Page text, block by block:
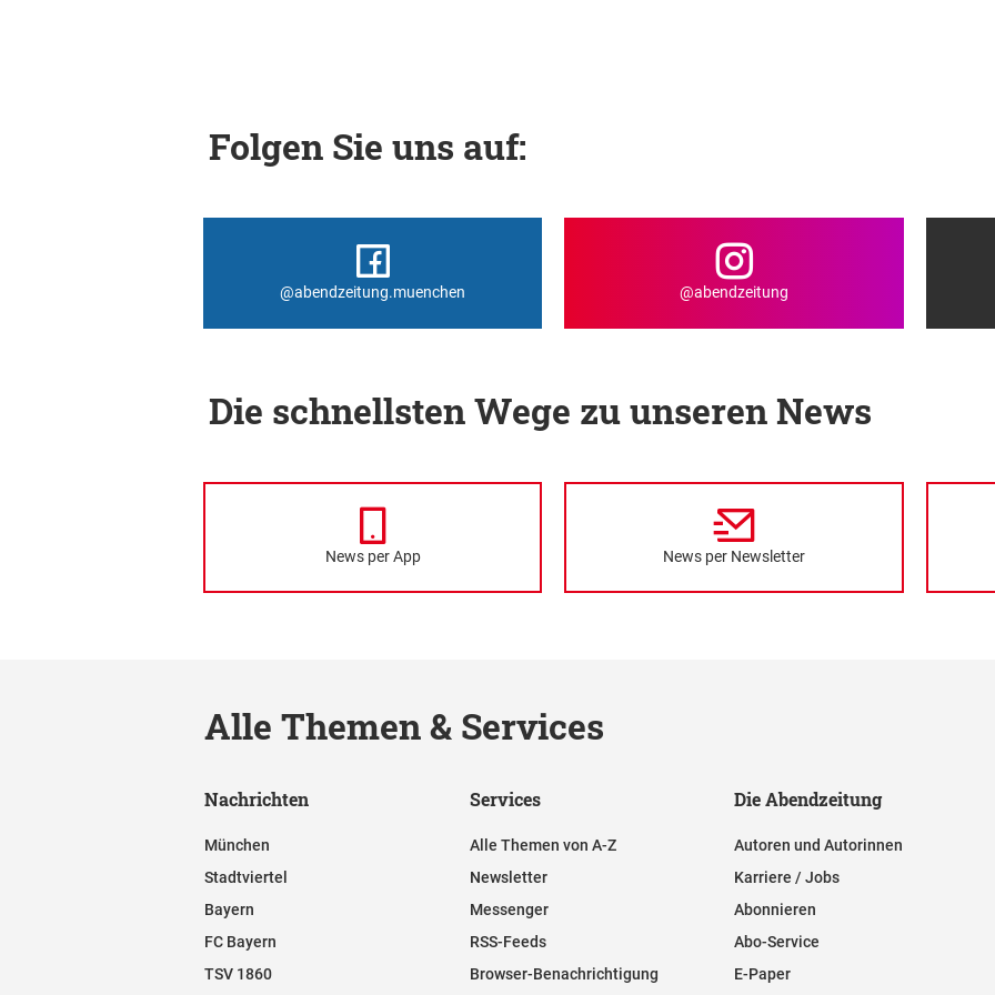
Folgen Sie uns auf:
@abendzeitung.muenchen @abendzeitung
Die schnellsten Wege zu unseren News
News per App News per Newsletter
Alle Themen & Services
Nachrichten
München
Stadtviertel
Bayern
FC Bayern
TSV 1860
Services
Alle Themen von A-Z
Newsletter
Messenger
RSS-Feeds
Browser-Benachrichtigung
Die Abendzeitung
Autoren und Autorinnen
Karriere / Jobs
Abonnieren
Abo-Service
E-Paper